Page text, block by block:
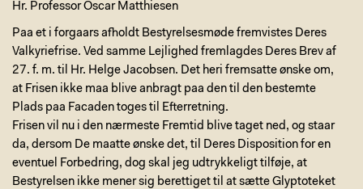
Hr. Professor Oscar Matthiesen
Paa et i forgaars afholdt Bestyrelsesmøde fremvistes Deres
Valkyriefrise. Ved samme Lejlighed fremlagdes Deres Brev af
27. f. m. til Hr. Helge Jacobsen. Det heri fremsatte ønske om,
at Frisen ikke maa blive anbragt paa den til den bestemte
Plads paa Facaden toges til Efterretning.
Frisen vil nu i den nærmeste Fremtid blive taget ned, og staar
da, dersom De maatte ønske det, til Deres Disposition for en
eventuel Forbedring, dog skal jeg udtrykkeligt tilføje, at
Bestyrelsen ikke mener sig berettiget til at sætte Glyptoteket